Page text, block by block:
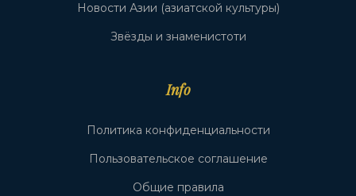
Новости Азии (азиатской культуры)
Звёзды и знаменистоти
Info
Политика конфиденциальности
Пользовательское соглашение
Общие правила